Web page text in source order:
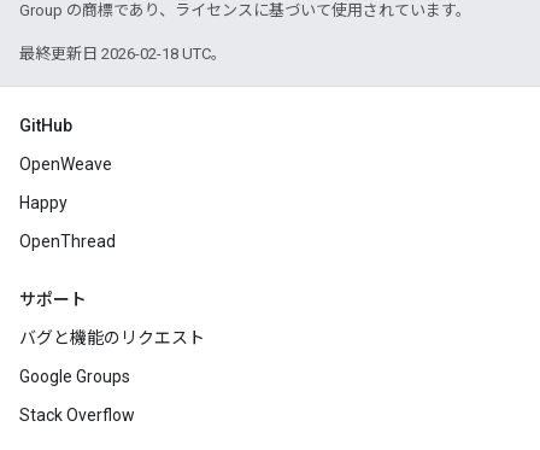
Group の商標であり、ライセンスに基づいて使用されています。
最終更新日 2026-02-18 UTC。
GitHub
OpenWeave
Happy
OpenThread
サポート
バグと機能のリクエスト
Google Groups
Stack Overflow